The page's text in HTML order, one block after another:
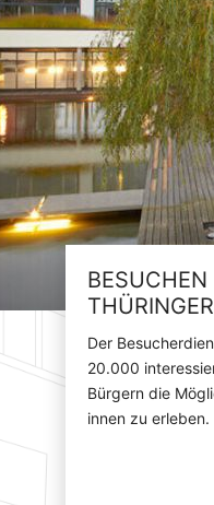
BESUCHEN
Der
20.000
Bürgern die
innen zu erleben.